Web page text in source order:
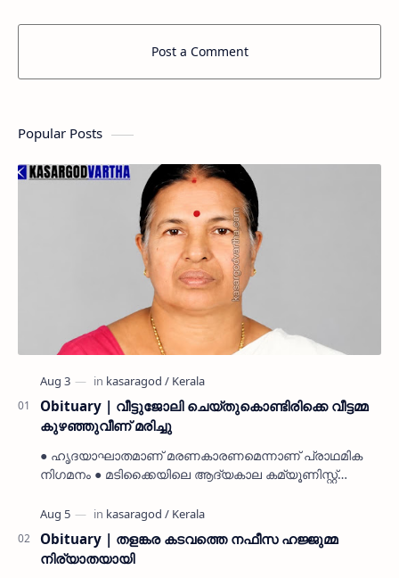
Post a Comment
Popular Posts
Obituary | വീട്ടുജോലി ചെയ്തുകൊണ്ടിരിക്കെ വീട്ടമ്മ
കുഴഞ്ഞുവീണ് മരിച്ചു
● ഹൃദയാഘാതമാണ് മരണകാരണമെന്നാണ് പ്രാഥമിക
നിഗമനം ● മടിക്കൈയിലെ ആദ്യകാല കമ്യൂണിസ്റ്റ്
മകളാണ് ● വിവരമറിഞ്ഞ് ജനപ്ര…
Obituary | തളങ്കര കടവത്തെ നഫീസ ഹജ്ജുമ്മ
നിര്യാതയായി